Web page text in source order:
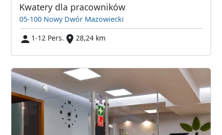
Kwatery dla pracowników
05-100 Nowy Dwór Mazowiecki
1-12 Pers.
28,24 km